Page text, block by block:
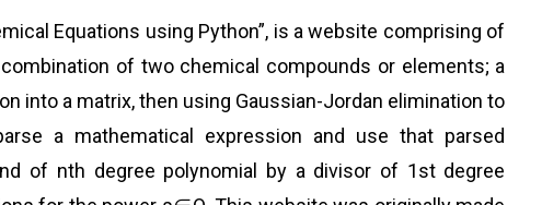
Equations using Python”, is a website comprising of
of two chemical compounds or elements; a
into a matrix, then using Gaussian-Jordan elimination to
a mathematical expression and use that parsed
of nth degree polynomial by a divisor of 1st degree